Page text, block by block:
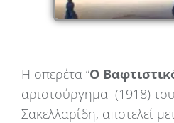
Η οπερέτα “Ο
αριστούργημα (1918)
Σακελλαρίδη, αποτελεί